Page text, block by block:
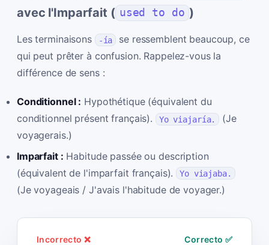
avec l'Imparfait ( used to do )
Les terminaisons -ía
se ressemblent beaucoup, ce
qui peut prêter à confusion. Rappelez-vous la
différence de sens :
Conditionnel : Hypothétique (équivalent du
conditionnel présent français).
Yo viajaría.
(Je
voyagerais.)
Imparfait : Habitude passée ou description
(équivalent de l'imparfait français). Yo viajaba.
(Je voyageais / J'avais l'habitude de voyager.)
Incorrecto ❌ Correcto ✅